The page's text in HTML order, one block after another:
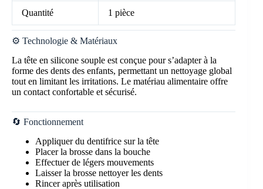
Quantité 1 pièce
⚙️ Technologie & Matériaux
La tête en silicone souple est conçue pour s’adapter à la
forme des dents des enfants, permettant un nettoyage global
tout en limitant les irritations. Le matériau alimentaire offre
un contact confortable et sécurisé.
🔄 Fonctionnement
Appliquer du dentifrice sur la tête
Placer la brosse dans la bouche
Effectuer de légers mouvements
Laisser la brosse nettoyer les dents
Rincer après utilisation